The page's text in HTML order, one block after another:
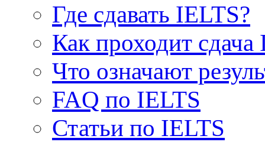
Где сдавать IELTS?
Как проходит сдача
Что означают
FAQ по IELTS
Статьи по IELTS